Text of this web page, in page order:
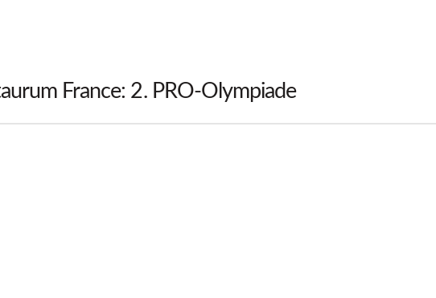
France: 2. PRO-Olympiade